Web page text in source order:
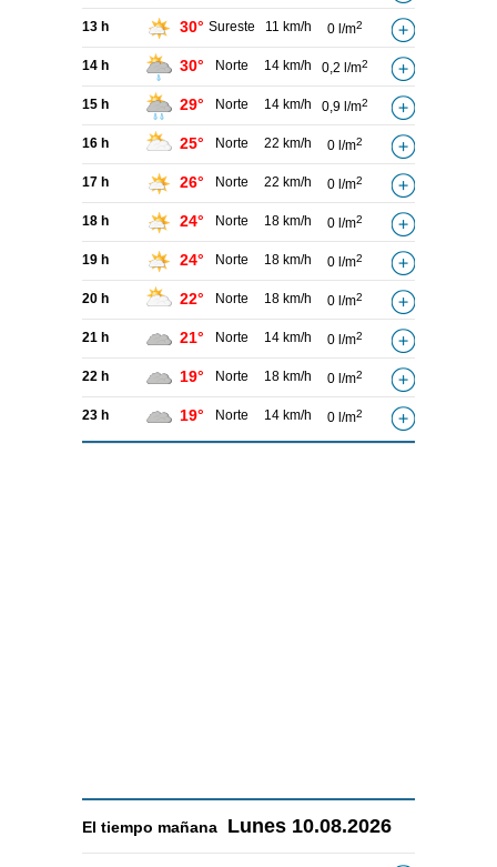
13 h 30° Sureste 11 km/h 0 l/m2
14 h 30° Norte 14 km/h 0,2 l/m2
15 h 29° Norte 14 km/h 0,9 l/m2
16 h 25° Norte 22 km/h 0 l/m2
17 h 26° Norte 22 km/h 0 l/m2
18 h 24° Norte 18 km/h 0 l/m2
19 h 24° Norte 18 km/h 0 l/m2
20 h 22° Norte 18 km/h 0 l/m2
21 h 21° Norte 14 km/h 0 l/m2
22 h 19° Norte 18 km/h 0 l/m2
23 h 19° Norte 14 km/h 0 l/m2
El tiempo mañana Lunes 10.08.2026